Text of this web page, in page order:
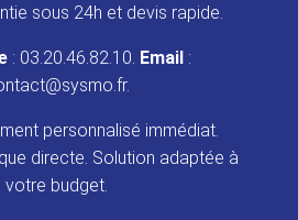
sous 24h et devis rapide.
: 03.20.46.82.10. Email :
personnalisé immédiat.
directe. Solution adaptée à
votre budget.